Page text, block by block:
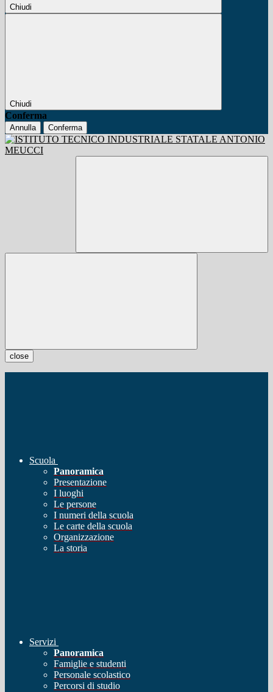
Chiudi
Chiudi
Conferma
Annulla Conferma
close
Scuola
Panoramica
Presentazione
I luoghi
Le persone
I numeri della scuola
Le carte della scuola
Organizzazione
La storia
Servizi
Panoramica
Famiglie e studenti
Personale scolastico
Percorsi di studio